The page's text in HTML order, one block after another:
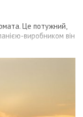
Це потужний,
виробником він